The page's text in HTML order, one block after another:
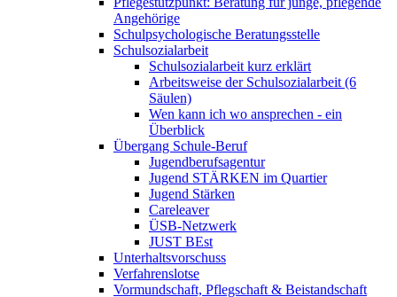
Angehörige
Schulpsychologische Beratungsstelle
Schulsozialarbeit
Schulsozialarbeit kurz erklärt
Arbeitsweise der Schulsozialarbeit (6
Säulen)
Wen kann ich wo ansprechen - ein
Überblick
Übergang Schule-Beruf
Jugendberufsagentur
Jugend STÄRKEN im Quartier
Jugend Stärken
Careleaver
ÜSB-Netzwerk
JUST BEst
Unterhaltsvorschuss
Verfahrenslotse
Vormundschaft, Pflegschaft & Beistandschaft